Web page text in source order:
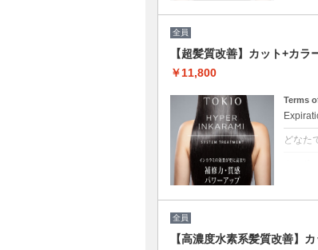
毛の奥
全員
【超髪質改善】カット+カ
￥11,800
Terms
どなた
限まで
全員
【高濃度水素系髪質改善】